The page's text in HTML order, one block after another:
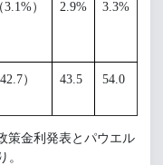
） 2.9% 3.3%
） 43.5 54.0
策金利発表とパウエル
。